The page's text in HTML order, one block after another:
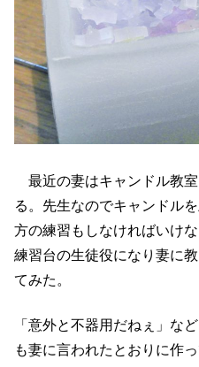
最近の妻はキャンドル教
る。先生なのでキャンドル
方の練習もしなければいけ
練習台の生徒役になり妻に
てみた。
「意外と不器用だねぇ」な
も妻に言われたとおりに作